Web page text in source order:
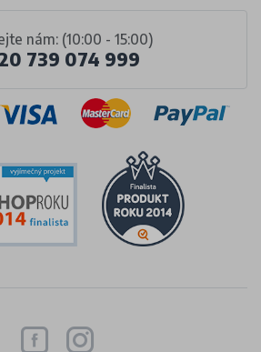
nám: (10:00 - 15:00)
739 074 999